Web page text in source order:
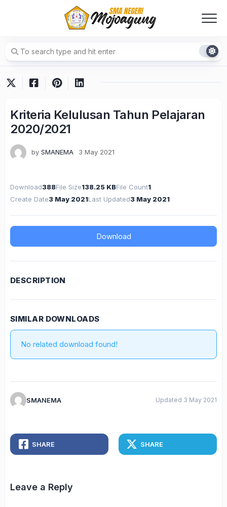
Kriteria Kelulusan Tahun Pelajaran
2020/2021
by SMANEMA 3 May 2021
Download388File Size138.25 KBFile Count1
Create Date3 May 2021Last Updated3 May 2021
Download
DESCRIPTION
SIMILAR DOWNLOADS
No related download found!
SMANEMA Updated 3 May 2021
SHARE SHARE
Leave a Reply